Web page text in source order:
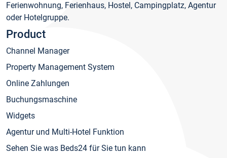
Ferienwohnung, Ferienhaus, Hostel, Campingplatz, Agentur
oder Hotelgruppe.
Product
Channel Manager
Property Management System
Online Zahlungen
Buchungsmaschine
Widgets
Agentur und Multi-Hotel Funktion
Sehen Sie was Beds24 für Sie tun kann